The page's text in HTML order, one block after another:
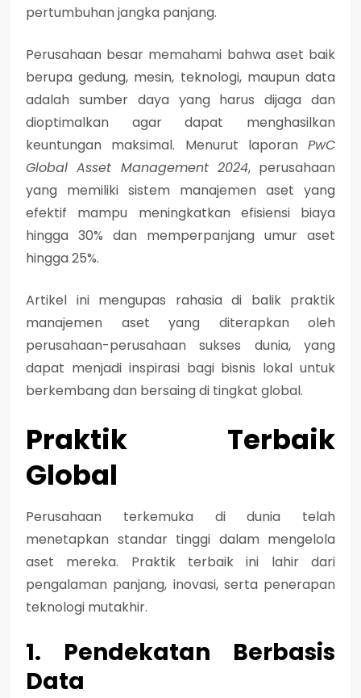
pertumbuhan jangka panjang.
Perusahaan besar memahami bahwa aset baik
berupa gedung, mesin, teknologi, maupun data
adalah sumber daya yang harus dijaga dan
dioptimalkan agar dapat menghasilkan
keuntungan maksimal. Menurut laporan PwC
Global Asset Management 2024, perusahaan
yang memiliki sistem manajemen aset yang
efektif mampu meningkatkan efisiensi biaya
hingga 30% dan memperpanjang umur aset
hingga 25%.
Artikel ini mengupas rahasia di balik praktik
manajemen aset yang diterapkan oleh
perusahaan-perusahaan sukses dunia, yang
dapat menjadi inspirasi bagi bisnis lokal untuk
berkembang dan bersaing di tingkat global.
Praktik Terbaik
Global
Perusahaan terkemuka di dunia telah
menetapkan standar tinggi dalam mengelola
aset mereka. Praktik terbaik ini lahir dari
pengalaman panjang, inovasi, serta penerapan
teknologi mutakhir.
1. Pendekatan Berbasis
Data